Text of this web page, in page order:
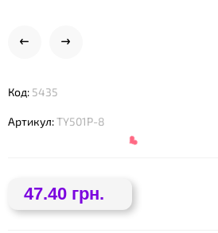
Код: 5435
Артикул:TY501P-8
47.40 грн.